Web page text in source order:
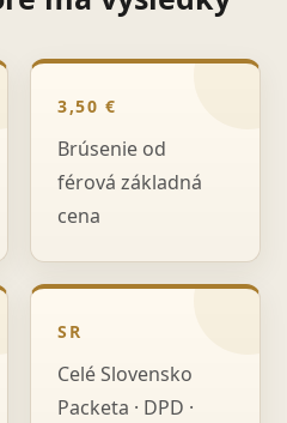
3,50 €
Brúsenie od
férová základná
cena
SR
Celé Slovensko
Packeta · DPD ·